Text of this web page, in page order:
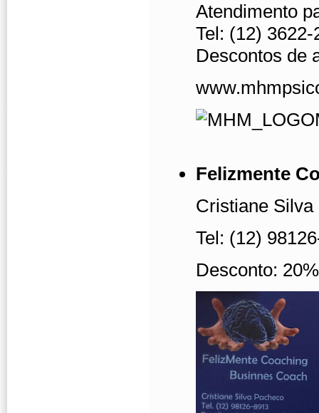
Atendimento
Tel: (12)
Descontos de
Felizmente
Cristiane Silva
Tel: (12)
Desconto: 20%